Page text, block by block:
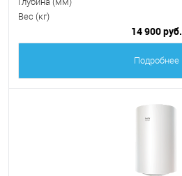
Вес (кг)
14 900 руб.
Подробнее